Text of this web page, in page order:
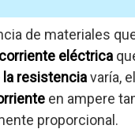
de materiales
eléctrica
la resistenciavaría,
en ampere
proporcional.